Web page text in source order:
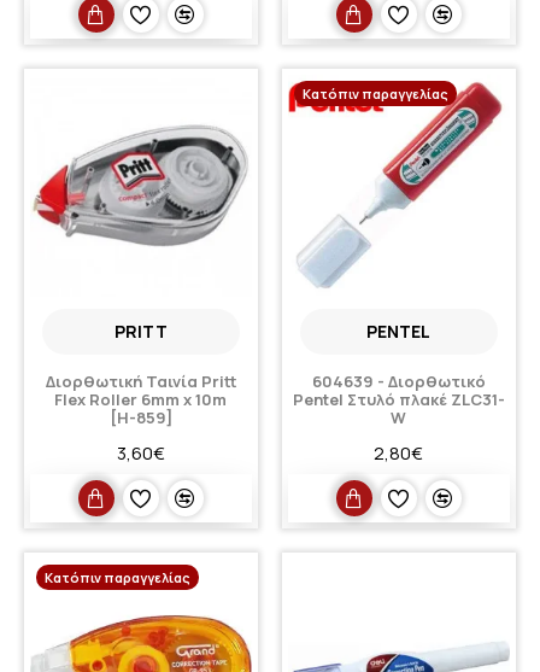
PRITT
Διορθωτική Ταινία Pritt
Flex Roller 6mm x 10m
[Η-859]
3,60€
Κατόπιν παραγγελίας
PENTEL
604639 - Διορθωτικό
Pentel Στυλό πλακέ ZLC31-
W
2,80€
Κατόπιν παραγγελίας